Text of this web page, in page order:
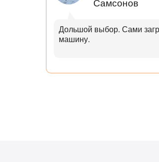
Дольшой выбор. Сами
машину.